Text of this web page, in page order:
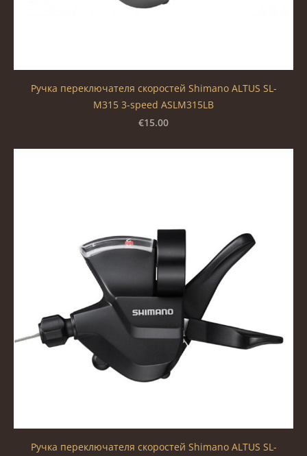
Ручка переключателя скоростей Shimano ALTUS SL-
M315 3-speed ASLM315LB
€15.00
Ручка переключателя скоростей Shimano ALTUS SL-